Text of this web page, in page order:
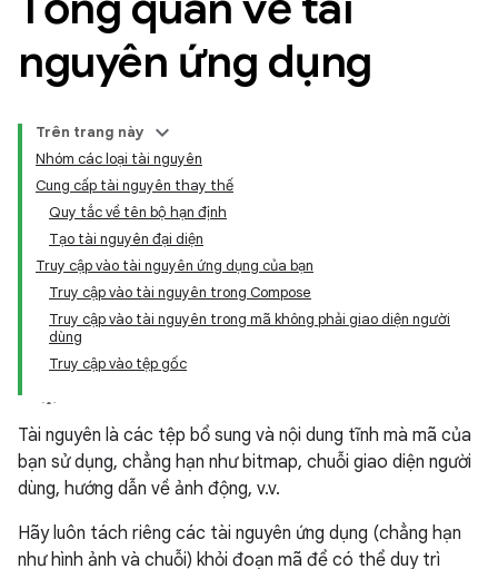
nguyên ứng dụng
Trên trang này
Nhóm các loại tài nguyên
Cung cấp tài nguyên thay thế
Quy tắc về tên bộ hạn định
Tạo tài nguyên đại diện
Truy cập vào tài nguyên ứng dụng của bạn
Truy cập vào tài nguyên trong Compose
Truy cập vào tài nguyên trong mã không phải giao diện người
dùng
Truy cập vào tệp gốc
Tài nguyên là các tệp bổ sung và nội dung tĩnh mà mã của
bạn sử dụng, chẳng hạn như bitmap, chuỗi giao diện người
dùng, hướng dẫn về ảnh động, v.v.
Hãy luôn tách riêng các tài nguyên ứng dụng (chẳng hạn
như hình ảnh và chuỗi) khỏi đoạn mã để có thể duy trì